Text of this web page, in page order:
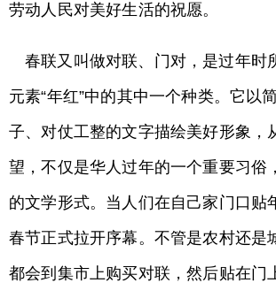
劳动人民对美好生活的祝愿。
春联又叫做对联、门对，是过年时
元素“年红”中的其中一个种类。它以
子、对仗工整的文字描绘美好形象，
望，不仅是华人过年的一个重要习俗
的文学形式。当人们在自己家门口贴
春节正式拉开序幕。不管是农村还是
都会到集市上购买对联，然后贴在门